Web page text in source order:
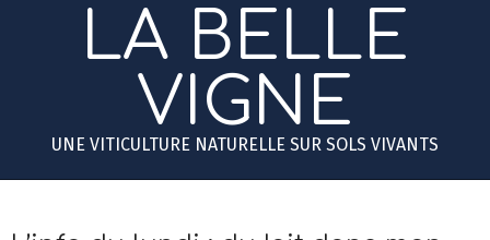
LA BELLE
VIGNE
UNE VITICULTURE NATURELLE SUR SOLS VIVANTS